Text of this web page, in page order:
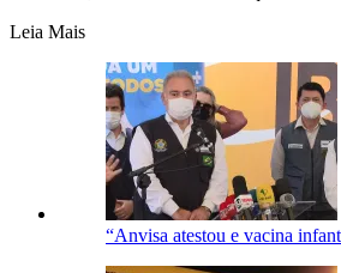
Leia Mais
“Anvisa atestou e vacina